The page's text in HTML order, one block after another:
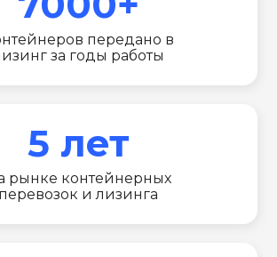
передано в
за годы работы
5 лет
рынке контейнерных
перевозок и лизинга